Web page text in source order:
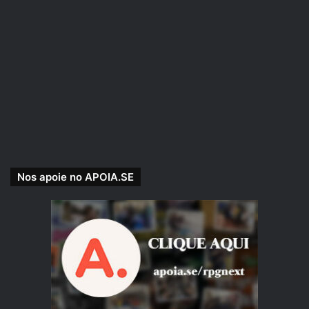
O básico sobre a imersão:
A imersão é algo extremamente importante em um jogo
mais interpretativo. Quanto mais imerso você estiver em
seu personagem, mais você conseguirá ter empatia com
Nos apoie no APOIA.SE